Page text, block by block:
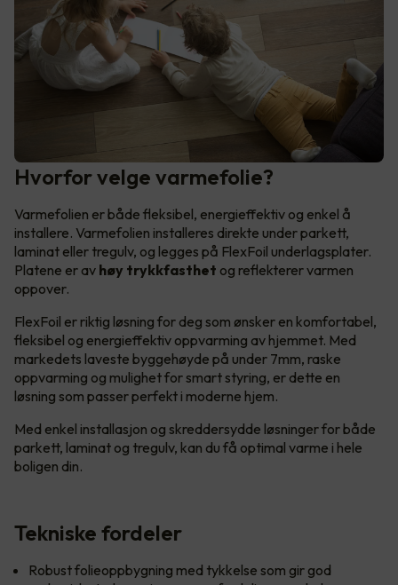
Hvorfor velge varmefolie?
Varmefolien er både fleksibel, energieffektiv og enkel å
installere. Varmefolien installeres direkte under parkett,
laminat eller tregulv, og legges på FlexFoil underlagsplater.
Platene er av høy trykkfasthet og reflekterer varmen
oppover.
FlexFoil er riktig løsning for deg som ønsker en komfortabel,
fleksibel og energieffektiv oppvarming av hjemmet. Med
markedets laveste byggehøyde på under 7mm, raske
oppvarming og mulighet for smart styring, er dette en
løsning som passer perfekt i moderne hjem.
Med enkel installasjon og skreddersydde løsninger for både
parkett, laminat og tregulv, kan du få optimal varme i hele
boligen din.
Tekniske fordeler
Robust folieoppbygning med tykkelse som gir god